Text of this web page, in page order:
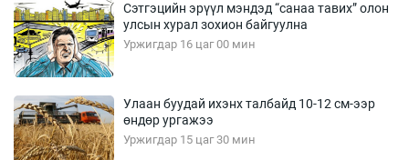
Сэтгэцийн эрүүл мэндэд “санаа тавих” олон
улсын хурал зохион байгуулна
Уржигдар 16 цаг 00 мин
Улаан буудай ихэнх талбайд 10-12 см-ээр
өндөр ургажээ
Уржигдар 15 цаг 30 мин